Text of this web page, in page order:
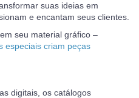
suas ideias em
e encantam seus clientes.
seu material gráfico –
especiais criam peças
digitais, os catálogos